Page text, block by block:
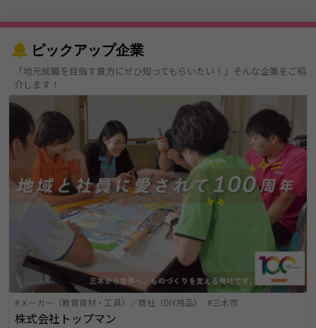
ピックアップ企業
「地元就職を目指す貴方にぜひ知ってもらいたい！」そんな企業をご紹
介します！
メーカー（教育資材・工具）／商社（DIY用品） 三木市
株式会社トップマン